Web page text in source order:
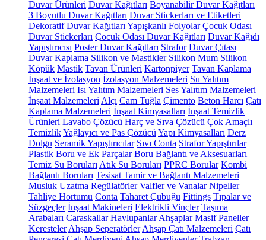
Duvar Ürünleri Duvar Kağıtları Boyanabilir Duvar Kağıtları
3 Boyutlu Duvar Kağıtları Duvar Stickerları ve Etiketleri
Dekoratif Duvar Kağıtları Yapışkanlı Folyolar Çocuk Odası
Duvar Stickerları Çocuk Odası Duvar Kağıtları Duvar Kağıdı
Yapıştırıcısı Poster Duvar Kağıtları Strafor Duvar Çıtası
Duvar Kaplama Silikon ve Mastikler Silikon Mum Silikon
Köpük Mastik Tavan Ürünleri Kartonpiyer Tavan Kaplama
İnşaat ve İzolasyon İzolasyon Malzemeleri Su Yalıtım
Malzemeleri Isı Yalıtım Malzemeleri Ses Yalıtım Malzemeleri
İnşaat Malzemeleri Alçı Cam Tuğla Çimento Beton Harcı Çatı
Kaplama Malzemeleri İnşaat Kimyasalları İnşaat Temizlik
Ürünleri Lavabo Çözücü Harç ve Sıva Çözücü Çok Amaçlı
TemizlikYağlayıcı ve Pas Çözücü Yapı Kimyasalları Derz
Dolgu Seramik Yapıştırıcılar Sıvı Conta Strafor Yapıştırılar
Plastik Boru ve Ek Parçalar Boru Bağlantı ve Aksesuarları
Temiz Su Boruları Atık Su Boruları PPRC Borular Kombi
Bağlantı Boruları Tesisat Tamir ve Bağlantı Malzemeleri
Musluk Uzatma Regülatörler Valfler ve Vanalar Nipeller
Tahliye Hortumu Conta Taharet Çubuğu Fittings Tıpalar ve
Süzgeçler İnşaat Makineleri Elektrikli Vinçler Taşıma
Arabaları Caraskallar Havlupanlar Ahşaplar Masif Paneller
Keresteler Ahşap Seperatörler Ahşap Çatı Malzemeleri Çatı